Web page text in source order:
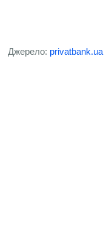
Джерело: privatbank.ua